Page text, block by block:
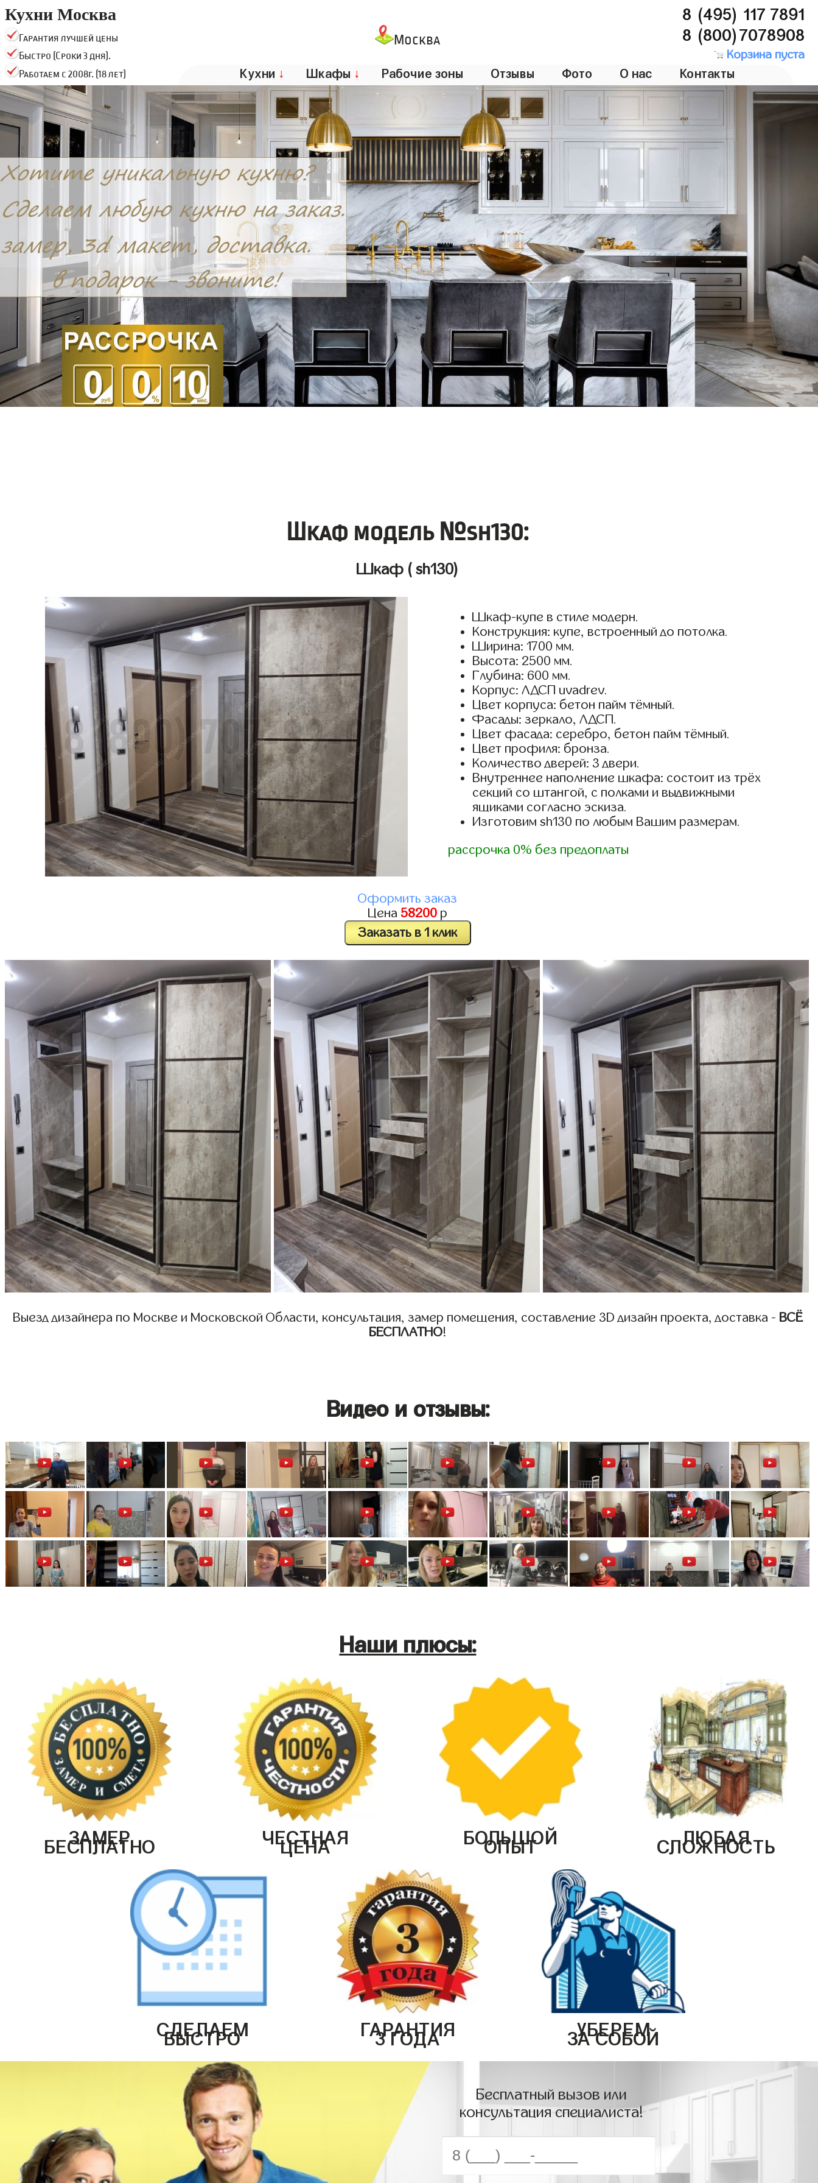
Кухни Москва
Гарантия лучшей цены
Быстро (Сроки 3 дня).
Работаем с 2008г. (18 лет)
Москва
8 (495) 117 7891
8 (800)7078908
Корзина пуста
Кухни ↓ Шкафы ↓ Рабочие зоны Отзывы Фото О нас Контакты
Шкаф модель №sh130:
Шкаф ( sh130)
Шкаф-купе в стиле модерн.
Конструкция: купе, встроенный до потолка.
Ширина: 1700 мм.
Высота: 2500 мм.
Глубина: 600 мм.
Корпус: ЛДСП uvadrev.
Цвет корпуса: бетон пайм тёмный.
Фасады: зеркало, ЛДСП.
Цвет фасада: серебро, бетон пайм тёмный.
Цвет профиля: бронза.
Количество дверей: 3 двери.
Внутреннее наполнение шкафа: состоит из трёх
секций со штангой, с полками и выдвижными
ящиками согласно эскиза.
Изготовим sh130 по любым Вашим размерам.
рассрочка 0% без предоплаты
Оформить заказ
Цена 58200 р
Заказать в 1 клик
Выезд дизайнера по Москве и Московской Области, консультация, замер помещения, составление 3D дизайн проекта, доставка - ВСЁ
БЕСПЛАТНО!
Видео и отзывы:
Наши плюсы:
ЗАМЕР
БЕСПЛАТНО ЧЕСТНАЯ
ЦЕНА БОЛЬШОЙ
ОПЫТ ЛЮБАЯ
СЛОЖНОСТЬ
СДЕЛАЕМ
БЫСТРО ГАРАНТИЯ
3 ГОДА УБЕРЕМ
ЗА СОБОЙ
Бесплатный вызов или
консультация специалиста!